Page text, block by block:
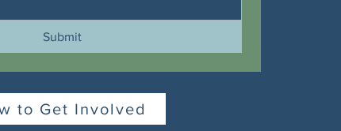
Submit
to Get Involved